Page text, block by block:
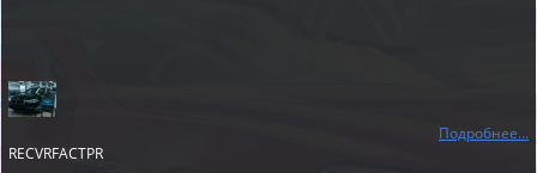
Подробнее...
RECVRFACTPR